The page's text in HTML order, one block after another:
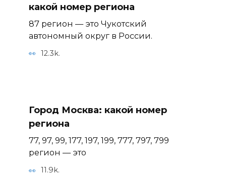
какой номер региона
87 регион — это Чукотский
автономный округ в России.
12.3k.
Город Москва: какой номер
региона
77, 97, 99, 177, 197, 199, 777, 797, 799
регион — это
11.9k.